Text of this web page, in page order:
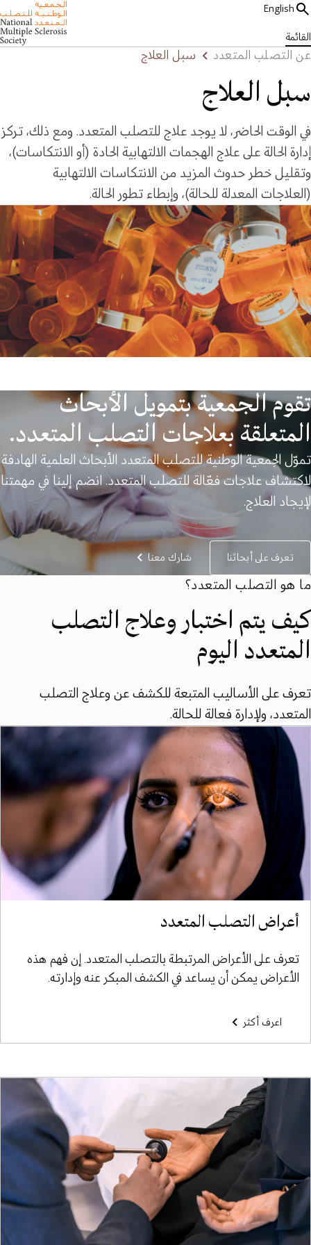
English
القائمة
عن التصلب المتعدد سبل العلاج
سبل العلاج
في الوقت الحاضر، لا يوجد علاج للتصلب المتعدد. ومع ذلك، تركز
إدارة الحالة على علاج الهجمات الالتهابية الحادة (أو الانتكاسات)،
وتقليل خطر حدوث المزيد من الانتكاسات الالتهابية
(العلاجات المعدلة للحالة)، وإبطاء تطور الحالة.
تقوم الجمعية بتمويل الأبحاث
المتعلقة بعلاجات التصلب المتعدد.
تموّل الجمعية الوطنية للتصلب المتعدد الأبحاث العلمية الهادفة
لاكتشاف علاجات فعّالة للتصلب المتعدد. انضم إلينا في مهمتنا
لإيجاد العلاج.
تعرف على أبحاثنا شارك معنا
ما هو التصلب المتعدد؟
كيف يتم اختبار وعلاج التصلب
المتعدد اليوم
تعرف على الأساليب المتبعة للكشف عن وعلاج التصلب
المتعدد، ولإدارة فعالة للحالة.
أعراض التصلب المتعدد
تعرف على الأعراض المرتبطة بالتصلب المتعدد. إن فهم هذه
الأعراض يمكن أن يساعد في الكشف المبكر عنه وإدارته.
اعرف أكثر